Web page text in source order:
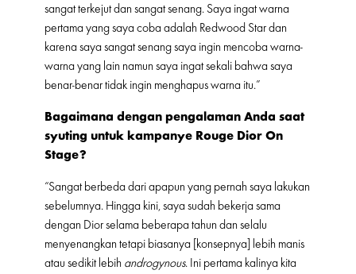
sangat terkejut dan sangat senang. Saya ingat warna
pertama yang saya coba adalah Redwood Star dan
karena saya sangat senang saya ingin mencoba warna-
warna yang lain namun saya ingat sekali bahwa saya
benar-benar tidak ingin menghapus warna itu.”
Bagaimana dengan pengalaman Anda saat
syuting untuk kampanye Rouge Dior On
Stage?
“Sangat berbeda dari apapun yang pernah saya lakukan
sebelumnya. Hingga kini, saya sudah bekerja sama
dengan Dior selama beberapa tahun dan selalu
menyenangkan tetapi biasanya [konsepnya] lebih manis
atau sedikit lebih androgynous. Ini pertama kalinya kita